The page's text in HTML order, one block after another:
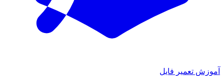
آموزش تعمیر فایل